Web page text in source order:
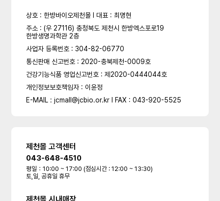
상호 : 한방바이오제천몰 l 대표 : 최명현
주소 : (우 27116) 충청북도 제천시 한방엑스포로19
한방생명과학관 2층
사업자 등록번호 : 304-82-06770
통신판매 신고번호 : 2020-충북제천-0009호
건강기능식품 영업신고번호 : 제2020-0444044호
개인정보보호책임자 : 이윤정
E-MAIL : jcmall@jcbio.or.kr l FAX : 043-920-5525
제천몰 고객센터
043-648-4510
평일：10:00 ~ 17:00 (점심시간 : 12:00 ~ 13:30)
토,일, 공휴일 휴무